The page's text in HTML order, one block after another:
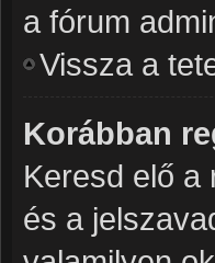
a fórum
Vissza a
Korábban
Keresd elő a
és a